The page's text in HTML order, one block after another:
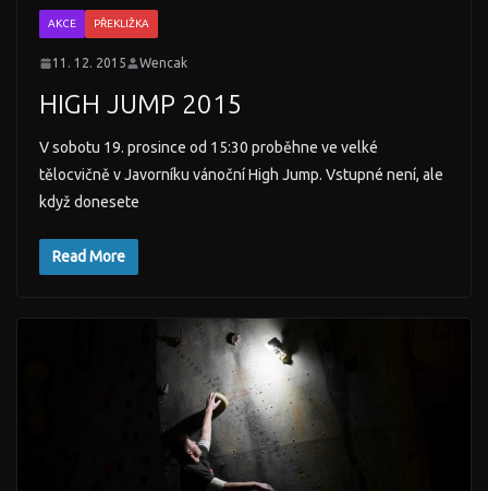
AKCE PŘEKLIŽKA
11. 12. 2015 Wencak
HIGH JUMP 2015
V sobotu 19. prosince od 15:30 proběhne ve velké
tělocvičně v Javorníku vánoční High Jump. Vstupné není, ale
když donesete
Read More